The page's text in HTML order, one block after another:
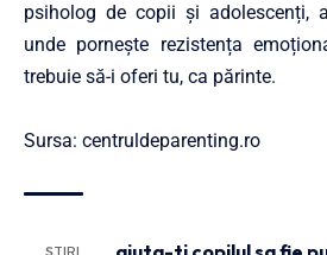
psiholog de copii și adolescenți,
unde pornește rezistența
trebuie să-i oferi tu, ca părinte.
Sursa: centruldeparenting.ro